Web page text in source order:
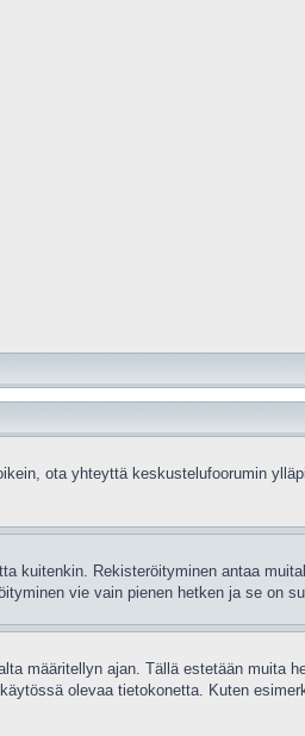
ota yhteyttä keskustelufoorumin
kuitenkin. Rekisteröityminen antaa
vie vain pienen hetken ja se on
määritellyn ajan. Tällä estetään muita
olevaa tietokonetta. Kuten